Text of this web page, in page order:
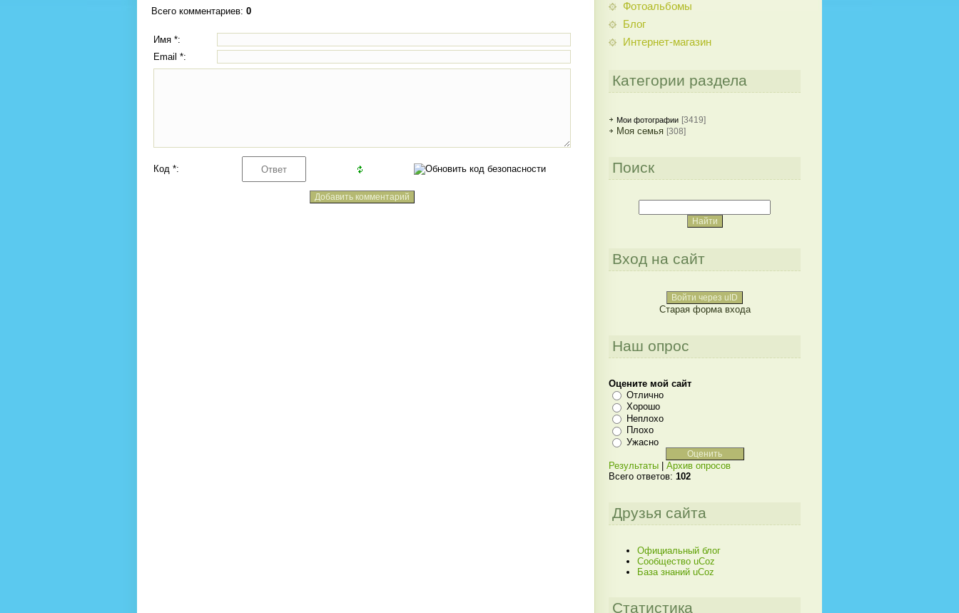
Всего комментариев: 0
Имя *:
Email *:
Код *:
Фотоальбомы
Блог
Интернет-магазин
Категории раздела
Мои фотографии [3419]
Моя семья [308]
Поиск
Вход на сайт
Войти через uID
Старая форма входа
Наш опрос
Оцените мой сайт
Отлично
Хорошо
Неплохо
Плохо
Ужасно
Результаты
Архив опросов
Всего ответов: 102
Друзья сайта
Официальный блог
Сообщество uCoz
База знаний uCoz
Статистика